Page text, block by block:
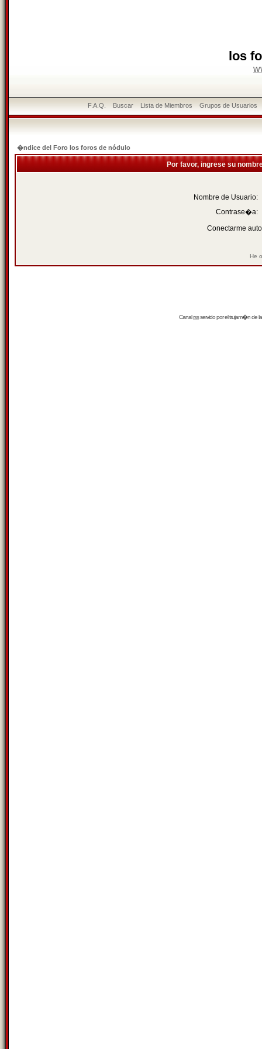
los
F.A.Q. Buscar Lista de Miembros Grupos de Usuarios
�ndice del Foro los foros de nódulo
Por favor, ingrese su
Nombre de Usuario:
Contrase�a:
Conectarme
He
Canalrssservido por eltrujam�nde